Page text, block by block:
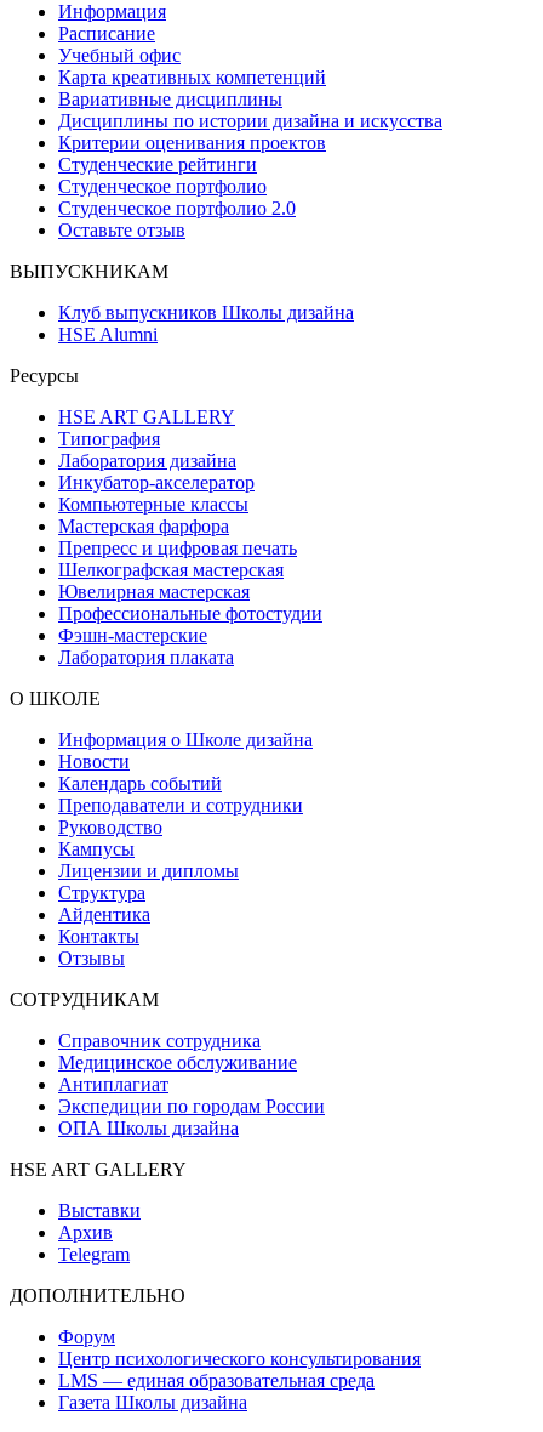
Информация
Расписание
Учебный офис
Карта креативных компетенций
Вариативные дисциплины
Дисциплины по истории дизайна и искусства
Критерии оценивания проектов
Студенческие рейтинги
Студенческое портфолио
Студенческое портфолио 2.0
Оставьте отзыв
ВЫПУСКНИКАМ
Клуб выпускников Школы дизайна
HSE Alumni
Ресурсы
HSE ART GALLERY
Типография
Лаборатория дизайна
Инкубатор-акселератор
Компьютерные классы
Мастерская фарфора
Препресс и цифровая печать
Шелкографская мастерская
Ювелирная мастерская
Профессиональные фотостудии
Фэшн-мастерские
Лаборатория плаката
О ШКОЛЕ
Информация о Школе дизайна
Новости
Календарь событий
Преподаватели и сотрудники
Руководство
Кампусы
Лицензии и дипломы
Структура
Айдентика
Контакты
Отзывы
СОТРУДНИКАМ
Справочник сотрудника
Медицинское обслуживание
Антиплагиат
Экспедиции по городам России
ОПА Школы дизайна
HSE ART GALLERY
Выставки
Архив
Telegram
ДОПОЛНИТЕЛЬНО
Форум
Центр психологического консультирования
LMS — единая образовательная среда
Газета Школы дизайна